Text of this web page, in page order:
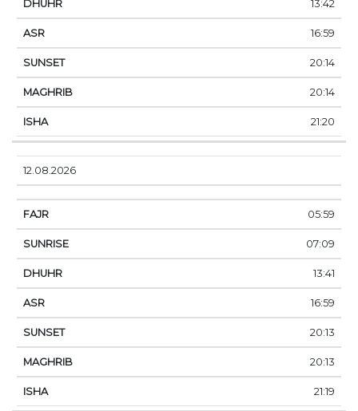
13:42
16:59
20:14
20:14
21:20
12.08.2026
05:59
07:09
13:41
16:59
20:13
20:13
21:19